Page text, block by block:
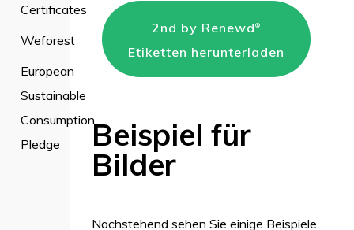
Certificates
Weforest
European
Sustainable
Consumption
Pledge
2nd by Renewd ®
Etiketten herunterladen
Beispiel für
Bilder
Nachstehend sehen Sie einige Beispiele